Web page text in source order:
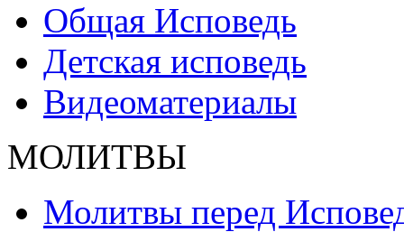
Общая Исповедь
Детская исповедь
Видеоматериалы
МОЛИТВЫ
Молитвы перед